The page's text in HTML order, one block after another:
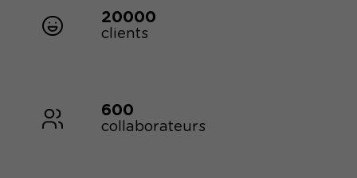
20000
clients
600
collaborateurs